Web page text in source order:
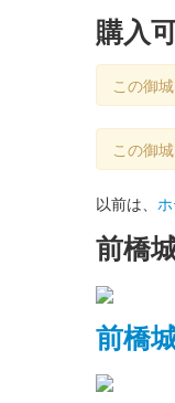
購入
この御
この御
以前は、
前橋
前橋